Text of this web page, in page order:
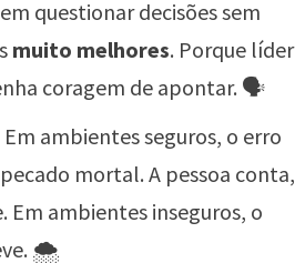
questionar decisões sem
muito melhores. Porque líder
coragem de apontar. 🗣️
Em ambientes seguros, o erro
mortal. A pessoa conta,
ambientes inseguros, o
🌨️